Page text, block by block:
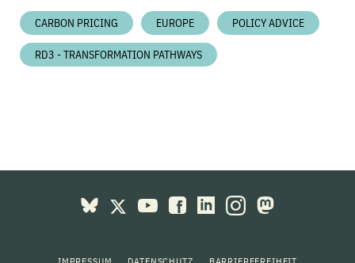
CARBON PRICING EUROPE POLICY ADVICE
RD3 - TRANSFORMATION PATHWAYS